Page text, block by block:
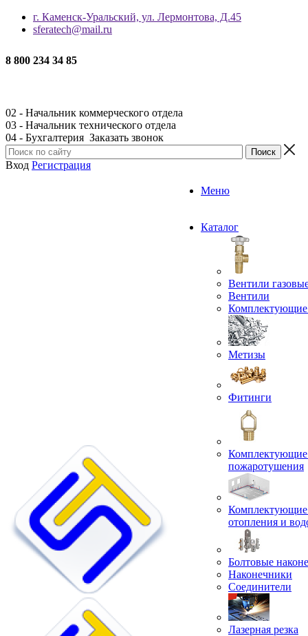
г. Каменск-Уральский, ул. Лермонтова, Д.45
sferatech@mail.ru
8 800 234 34 85
02 - Начальник коммерческого отдела
03 - Начальник технического отдела
04 - Бухгалтерия Заказать звонок
Вход Регистрация
Меню
Каталог
Вентили
Вентили
Комплектующие
Метизы
Фитинги
Комплектующие
пожаротушения
Комплектующие
отопления и
Болтовые
Наконечники
Соединители
Лазерная резка